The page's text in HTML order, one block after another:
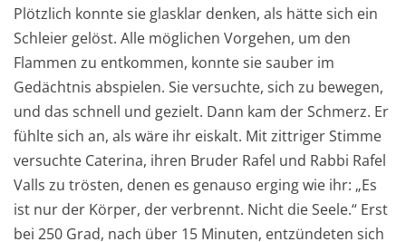
Plötzlich konnte sie glasklar denken, als hätte sich ein
Schleier gelöst. Alle möglichen Vorgehen, um den
Flammen zu entkommen, konnte sie sauber im
Gedächtnis abspielen. Sie versuchte, sich zu bewegen,
und das schnell und gezielt. Dann kam der Schmerz. Er
fühlte sich an, als wäre ihr eiskalt. Mit zittriger Stimme
versuchte Caterina, ihren Bruder Rafel und Rabbi Rafel
Valls zu trösten, denen es genauso erging wie ihr: „Es
ist nur der Körper, der verbrennt. Nicht die Seele.“ Erst
bei 250 Grad, nach über 15 Minuten, entzündeten sich